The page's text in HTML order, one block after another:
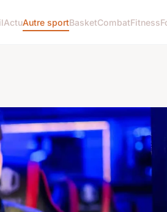
ActuAutre sportBasketCombatFitness